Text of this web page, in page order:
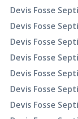
Devis Fosse
Devis Fosse
Devis Fosse
Devis Fosse
Devis Fosse
Devis Fosse
Devis Fosse